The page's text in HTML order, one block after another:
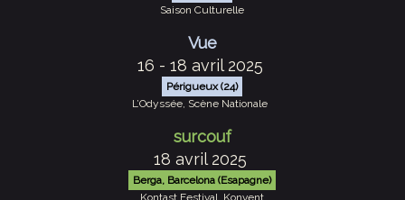
Saison Culturelle
Vue
16 - 18 avril 2025
Périgueux (24)
surcouf
18 avril 2025
Berga, Barcelona (Esapagne)
Kontast Festival, Konvent